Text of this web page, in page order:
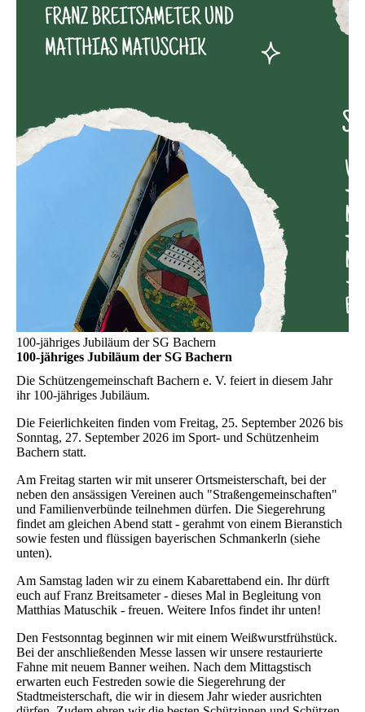
100-jähriges Jubiläum der SG Bachern
100-jähriges Jubiläum der SG Bachern
Die Schützengemeinschaft Bachern e. V. feiert in diesem Jahr
ihr 100-jähriges Jubiläum.
Die Feierlichkeiten finden vom Freitag, 25. September 2026 bis
Sonntag, 27. September 2026 im Sport- und Schützenheim
Bachern statt.
Am Freitag starten wir mit unserer Ortsmeisterschaft, bei der
neben den ansässigen Vereinen auch "Straßengemeinschaften"
und Familienverbünde teilnehmen dürfen. Die Siegerehrung
findet am gleichen Abend statt - gerahmt von einem Bieranstich
sowie festen und flüssigen bayerischen Schmankerln (siehe
unten).
Am Samstag laden wir zu einem Kabarettabend ein. Ihr dürft
euch auf Franz Breitsameter - dieses Mal in Begleitung von
Matthias Matuschik - freuen. Weitere Infos findet ihr unten!
Den Festsonntag beginnen wir mit einem Weißwurstfrühstück.
Bei der anschließenden Messe lassen wir unsere restaurierte
Fahne mit neuem Banner weihen. Nach dem Mittagstisch
erwarten euch Festreden sowie die Siegerehrung der
Stadtmeisterschaft, die wir in diesem Jahr wieder ausrichten